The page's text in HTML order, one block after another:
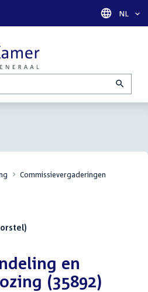
Taal
NL
Commissievergaderingen
en
(35892)